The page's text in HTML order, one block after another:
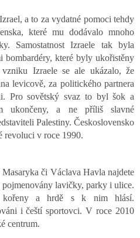
a to za vydatné pomoci tehdy
které mu dodávalo mnoho
Samostatnost Izraele tak byla
bombardéry, které byly ukořistěny
Izraele se ale ukázalo, že
levicově, za politického partnera
Pro sovětský svaz to byl šok a
ukončeny, a ne příliš slavné
Palestiny. Československo
revoluci v roce 1990.
či Václava Havla najdete
lavičky, parky i ulice.
kořeny a hrdě s k nim hlásí.
i čeští sportovci. V roce 2010
centrum.